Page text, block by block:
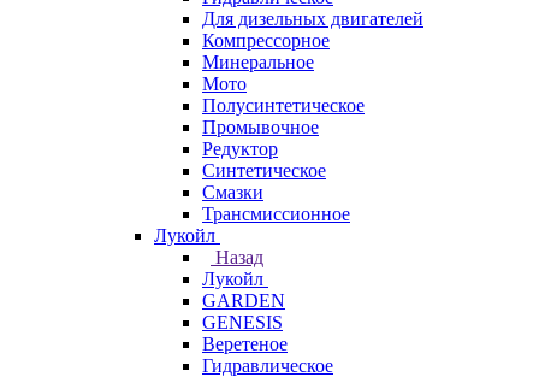
Для дизельных двигателей
Компрессорное
Минеральное
Мото
Полусинтетическое
Промывочное
Редуктор
Синтетическое
Смазки
Трансмиссионное
Лукойл
Назад
Лукойл
GARDEN
GENESIS
Веретеное
Гидравлическое